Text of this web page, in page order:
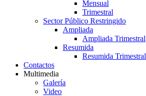
Mensual
Trimestral
Sector Público Restringido
Ampliada
Ampliada Trimestral
Resumida
Resumida Trimestral
Contactos
Multimedia
Galería
Video